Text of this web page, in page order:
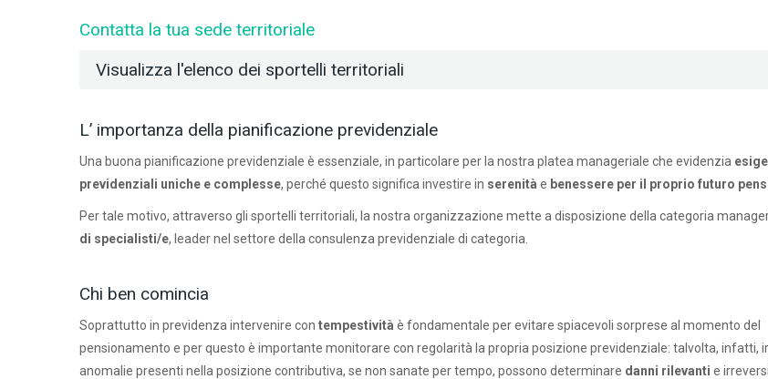
Contatta la tua sede territoriale
Visualizza l'elenco dei sportelli territoriali
L’ importanza della pianificazione previdenziale
Una buona pianificazione previdenziale è essenziale, in particolare per la nostra platea manageriale che evidenzia
previdenziali uniche e complesse, perché questo significa investire in serenità e benessere per il proprio futuro
Per tale motivo, attraverso gli sportelli territoriali, la nostra organizzazione mette a disposizione della categoria
di specialisti/e, leader nel settore della consulenza previdenziale di categoria.
Chi ben comincia
Soprattutto in previdenza intervenire con tempestività è fondamentale per evitare spiacevoli sorprese al momento del
pensionamento e per questo è importante monitorare con regolarità la propria posizione previdenziale: talvolta, infatti,
anomalie presenti nella posizione contributiva, se non sanate per tempo, possono determinare danni rilevanti e